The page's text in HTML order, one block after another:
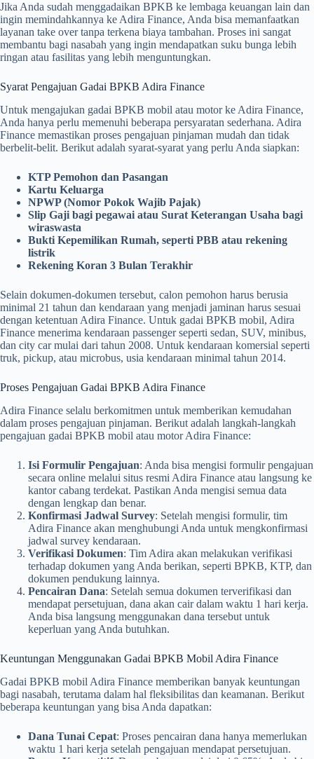
Jika Anda sudah menggadaikan BPKB ke lembaga keuangan lain dan
ingin memindahkannya ke Adira Finance, Anda bisa memanfaatkan
layanan take over tanpa terkena biaya tambahan. Proses ini sangat
membantu bagi nasabah yang ingin mendapatkan suku bunga lebih
ringan atau fasilitas yang lebih menguntungkan.
Syarat Pengajuan Gadai BPKB Adira Finance
Untuk mengajukan gadai BPKB mobil atau motor ke Adira Finance,
Anda hanya perlu memenuhi beberapa persyaratan sederhana. Adira
Finance memastikan proses pengajuan pinjaman mudah dan tidak
berbelit-belit. Berikut adalah syarat-syarat yang perlu Anda siapkan:
KTP Pemohon dan Pasangan
Kartu Keluarga
NPWP (Nomor Pokok Wajib Pajak)
Slip Gaji bagi pegawai atau Surat Keterangan Usaha bagi
wiraswasta
Bukti Kepemilikan Rumah, seperti PBB atau rekening
listrik
Rekening Koran 3 Bulan Terakhir
Selain dokumen-dokumen tersebut, calon pemohon harus berusia
minimal 21 tahun dan kendaraan yang menjadi jaminan harus sesuai
dengan ketentuan Adira Finance. Untuk gadai BPKB mobil, Adira
Finance menerima kendaraan passenger seperti sedan, SUV, minibus,
dan city car mulai dari tahun 2008. Untuk kendaraan komersial seperti
truk, pickup, atau microbus, usia kendaraan minimal tahun 2014.
Proses Pengajuan Gadai BPKB Adira Finance
Adira Finance selalu berkomitmen untuk memberikan kemudahan
dalam proses pengajuan pinjaman. Berikut adalah langkah-langkah
pengajuan gadai BPKB mobil atau motor Adira Finance:
Isi Formulir Pengajuan: Anda bisa mengisi formulir pengajuan
secara online melalui situs resmi Adira Finance atau langsung ke
kantor cabang terdekat. Pastikan Anda mengisi semua data
dengan lengkap dan benar.
Konfirmasi Jadwal Survey: Setelah mengisi formulir, tim
Adira Finance akan menghubungi Anda untuk mengkonfirmasi
jadwal survey kendaraan.
Verifikasi Dokumen: Tim Adira akan melakukan verifikasi
terhadap dokumen yang Anda berikan, seperti BPKB, KTP, dan
dokumen pendukung lainnya.
Pencairan Dana: Setelah semua dokumen terverifikasi dan
mendapat persetujuan, dana akan cair dalam waktu 1 hari kerja.
Anda bisa langsung menggunakan dana tersebut untuk
keperluan yang Anda butuhkan.
Keuntungan Menggunakan Gadai BPKB Mobil Adira Finance
Gadai BPKB mobil Adira Finance memberikan banyak keuntungan
bagi nasabah, terutama dalam hal fleksibilitas dan keamanan. Berikut
beberapa keuntungan yang bisa Anda dapatkan:
Dana Tunai Cepat: Proses pencairan dana hanya memerlukan
waktu 1 hari kerja setelah pengajuan mendapat persetujuan.